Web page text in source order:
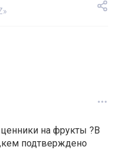
на фрукты ?В
,кем подтверждено